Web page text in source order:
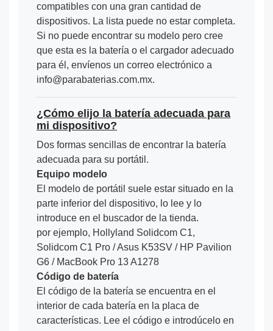
compatibles con una gran cantidad de
dispositivos. La lista puede no estar completa.
Si no puede encontrar su modelo pero cree
que esta es la batería o el cargador adecuado
para él, envíenos un correo electrónico a
info@parabaterias.com.mx.
¿Cómo elijo la batería adecuada para
mi dispositivo?
Dos formas sencillas de encontrar la batería
adecuada para su portátil.
Equipo modelo
El modelo de portátil suele estar situado en la
parte inferior del dispositivo, lo lee y lo
introduce en el buscador de la tienda.
por ejemplo, Hollyland Solidcom C1,
Solidcom C1 Pro / Asus K53SV / HP Pavilion
G6 / MacBook Pro 13 A1278
Código de batería
El código de la batería se encuentra en el
interior de cada batería en la placa de
características. Lee el código e introdúcelo en